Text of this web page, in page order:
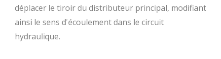
déplacer le tiroir du distributeur principal, modifiant
ainsi le sens d'écoulement dans le circuit
hydraulique.